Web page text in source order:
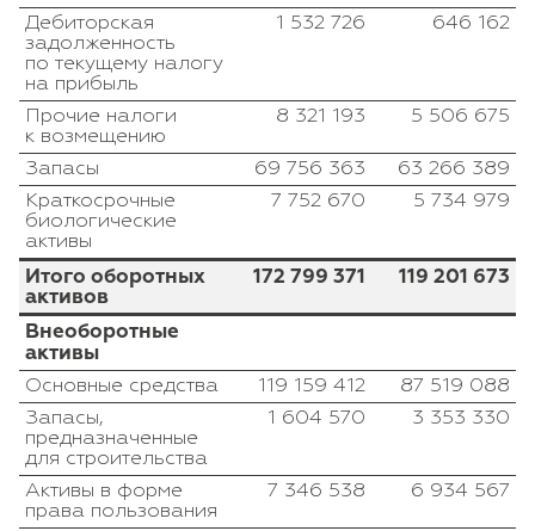
Дебиторская
задолженность
по текущему налогу
на прибыль
1 532 726 646 162
Прочие налоги
к возмещению
8 321 193 5 506 675
Запасы 69 756 363
63 266 389
Краткосрочные
биологические
активы
7 752 670 5 734 979
Итого оборотных
активов
172 799 371 119 201 673
Внеоборотные
активы
Основные средства 119 159 412
87 519 088
Запасы,
предназначенные
для строительства
1 604 570 3 353 330
Активы в форме
права пользования
7 346 538 6 934 567